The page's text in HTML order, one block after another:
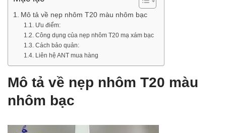
Mô tả về nẹp nhôm T20 màu nhôm bạc
Ưu điểm:
Công dụng của nẹp nhôm T20 mạ xám bạc
Cách bảo quản:
Liên hệ ANT mua hàng
Mô tả về nẹp nhôm T20 màu
nhôm bạc